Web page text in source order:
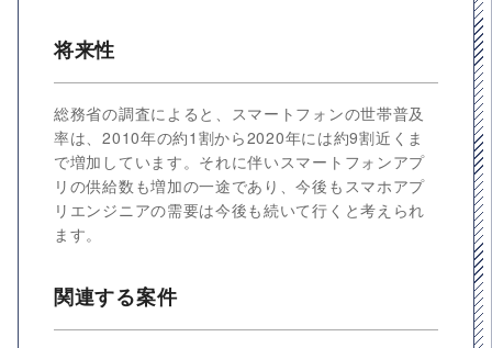
将来性
総務省の調査によると、スマートフォンの世帯普及
率は、2010年の約1割から2020年には約9割近くま
で増加しています。それに伴いスマートフォンアプ
リの供給数も増加の一途であり、今後もスマホアプ
リエンジニアの需要は今後も続いて行くと考えられ
ます。
関連する案件